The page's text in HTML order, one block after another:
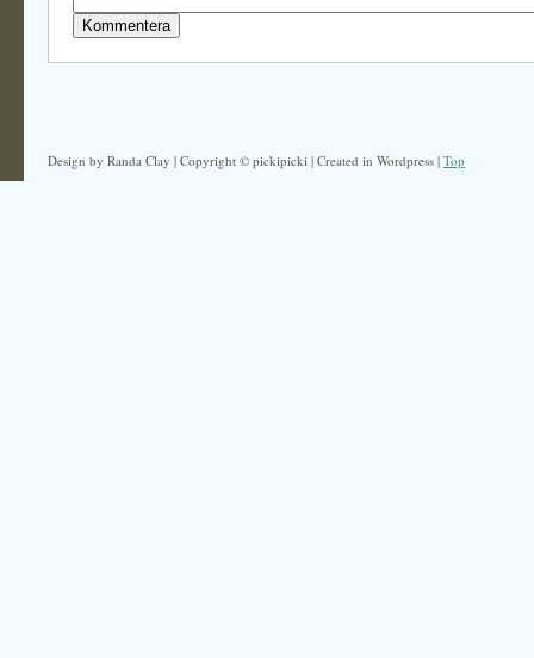
Design by Randa Clay | Copyright © pickipicki | Created in Wordpress | Top